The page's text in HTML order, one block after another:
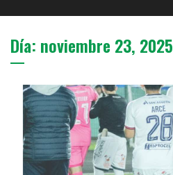
Día: noviembre 23, 2025